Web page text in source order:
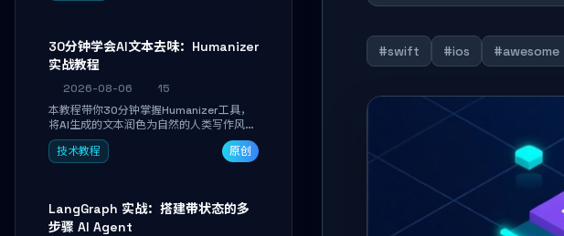
30分钟学会AI文本去味：Humanizer
实战教程
2026-08-06
15
本教程带你30分钟掌握Humanizer工具，
将AI生成的文本润色为自然的人类写作风
格。通过安装配置、实战示例和语音校准，
让你的内容告别AI痕迹，匹配个人写作习
技术教程 原创
LangGraph 实战：搭建带状态的多
步骤 AI Agent
#swift #ios #awesome